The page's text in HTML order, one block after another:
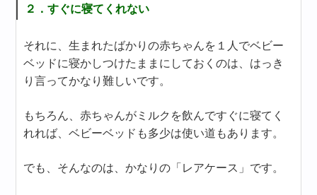
２．すぐに寝てくれない
それに、生まれたばかりの赤ちゃんを１人でベビー
ベッドに寝かしつけたままにしておくのは、はっき
り言ってかなり難しいです。
もちろん、赤ちゃんがミルクを飲んですぐに寝てく
れれば、ベビーベッドも多少は使い道もあります。
でも、そんなのは、かなりの「レアケース」です。